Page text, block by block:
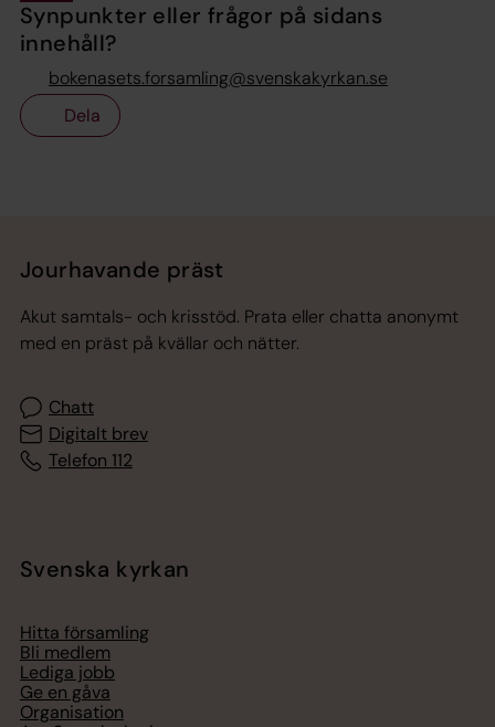
Synpunkter eller frågor på sidans
innehåll?
bokenasets.forsamling@svenskakyrkan.se
Dela
Jourhavande präst
Akut samtals- och krisstöd. Prata eller chatta anonymt
med en präst på kvällar och nätter.
Chatt
Digitalt brev
Telefon 112
Svenska kyrkan
Hitta församling
Bli medlem
Lediga jobb
Ge en gåva
Organisation